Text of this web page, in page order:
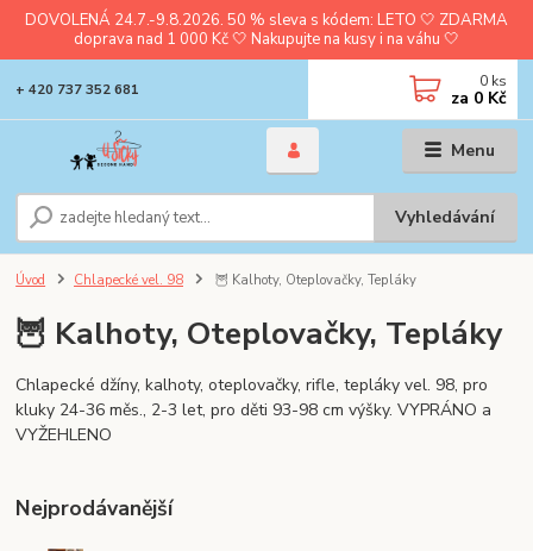
DOVOLENÁ 24.7.-9.8.2026. 50 % sleva s kódem: LETO 🤍 ZDARMA
doprava nad 1 000 Kč 🤍 Nakupujte na kusy i na váhu 🤍
Menu
Vyhledávání
+ 420 737 352 681 0 ks
za 0 Kč
Úvod Chlapecké vel. 98 🦉 Kalhoty, Oteplovačky, Tepláky
🦉 Kalhoty, Oteplovačky, Tepláky
Chlapecké džíny, kalhoty, oteplovačky, rifle, tepláky vel. 98, pro
kluky 24-36 měs., 2-3 let, pro děti 93-98 cm výšky. VYPRÁNO a
VYŽEHLENO
Nejprodávanější